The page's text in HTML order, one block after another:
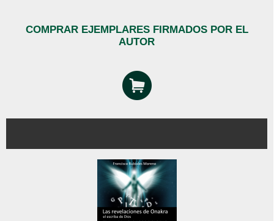
COMPRAR EJEMPLARES FIRMADOS POR EL
AUTOR